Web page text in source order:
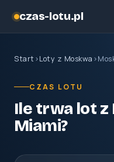
czas-lotu.pl
Start ›Loty z Moskwa ›
CZAS LOTU
Ile trwa lot z
Miami?